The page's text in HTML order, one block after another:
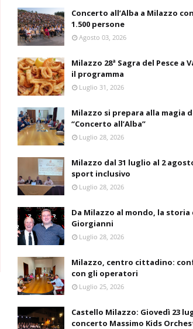
Concerto all’Alba a Milazzo
1.500 persone
Agosto 03, 2026
Milazzo 28ª Sagra del Pesce a
il programma
Luglio 31, 2026
Milazzo si prepara alla magia
“Concerto all’Alba”
Luglio 28, 2026
Milazzo dal 31 luglio al 2
sport inclusivo
Luglio 28, 2026
Da Milazzo al mondo, la storia
Giorgianni
Luglio 28, 2026
Milazzo, centro cittadino:
con gli operatori
Luglio 25, 2026
Castello Milazzo: Giovedì 23
concerto Massimo Kids